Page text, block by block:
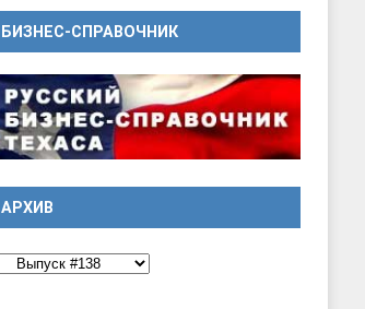
БИЗНЕС-СПРАВОЧНИК
АРХИВ